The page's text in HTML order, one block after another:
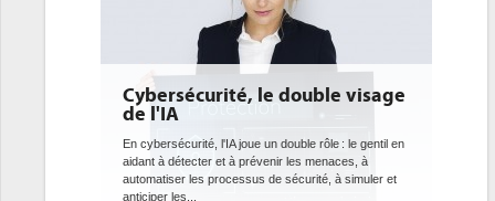
le double visage
cybersécurité, l'IA joue un double rôle : le gentil en
à détecter et à prévenir les menaces, à
les processus de sécurité, à simuler et
DEE: l'efficacité
datacenters
Des datacenters plus
ce que recherchent les